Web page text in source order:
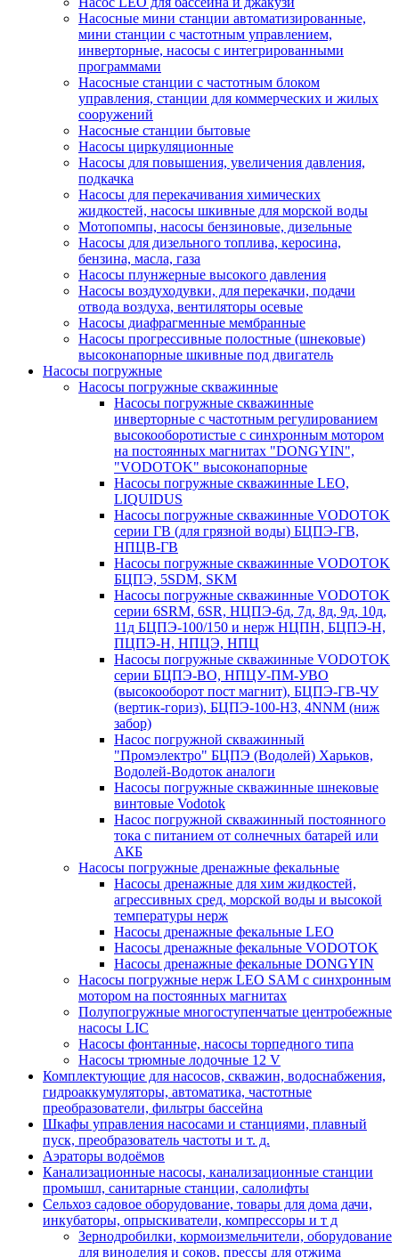
Насосные мини станции автоматизированные,
мини станции с частотным управлением,
инверторные, насосы с интегрированными
программами
Насосные станции с частотным блоком
управления, станции для коммерческих и жилых
сооружений
Насосные станции бытовые
Насосы циркуляционные
Насосы для повышения, увеличения давления,
подкачка
Насосы для перекачивания химических
жидкостей, насосы шкивные для морской воды
Мотопомпы, насосы бензиновые, дизельные
Насосы для дизельного топлива, керосина,
бензина, масла, газа
Насосы плунжерные высокого давления
Насосы воздуходувки, для перекачки, подачи
отвода воздуха, вентиляторы осевые
Насосы диафрагменные мембранные
Насосы прогрессивные полостные (шнековые)
высоконапорные шкивные под двигатель
Насосы погружные
Насосы погружные скважинные
Насосы погружные скважинные
инверторные с частотным регулированием
высокооборотистые с синхронным мотором
на постоянных магнитах "DONGYIN",
"VODOTOK" высоконапорные
Насосы погружные скважинные LEO,
LIQUIDUS
Насосы погружные скважинные VODOTOK
серии ГВ (для грязной воды) БЦПЭ-ГВ,
НПЦВ-ГВ
Насосы погружные скважинные VODOTOK
БЦПЭ, 5SDM, SKM
Насосы погружные скважинные VODOTOK
серии 6SRM, 6SR, НЦПЭ-6д, 7д, 8д, 9д, 10д,
11д БЦПЭ-100/150 и нерж НЦПН, БЦПЭ-Н,
ПЦПЭ-Н, НПЦЭ, НПЦ
Насосы погружные скважинные VODOTOK
серии БЦПЭ-ВО, НПЦУ-ПМ-УВО
(высокооборот пост магнит), БЦПЭ-ГВ-ЧУ
(вертик-гориз), БЦПЭ-100-НЗ, 4NNM (ниж
забор)
Насос погружной скважинный
"Промэлектро" БЦПЭ (Водолей) Харьков,
Водолей-Водоток аналоги
Насосы погружные скважинные шнековые
винтовые Vodotok
Насос погружной скважинный постоянного
тока с питанием от солнечных батарей или
АКБ
Насосы погружные дренажные фекальные
Насосы дренажные для хим жидкостей,
агрессивных сред, морской воды и высокой
температуры нерж
Насосы дренажные фекальные LEO
Насосы дренажные фекальные VODOTOK
Насосы дренажные фекальные DONGYIN
Насосы погружные нерж LEO SAM с синхронным
мотором на постоянных магнитах
Полупогружные многоступенчатые центробежные
насосы LIC
Насосы фонтанные, насосы торпедного типа
Насосы трюмные лодочные 12 V
Комплектующие для насосов, скважин, водоснабжения,
гидроаккумуляторы, автоматика, частотные
преобразователи, фильтры бассейна
Шкафы управления насосами и станциями, плавный
пуск, преобразователь частоты и т. д.
Аэраторы водоёмов
Канализационные насосы, канализационные станции
промышл, санитарные станции, салолифты
Сельхоз садовое оборудование, товары для дома дачи,
инкубаторы, опрыскиватели, компрессоры и т д
Зернодробилки, кормоизмельчители, оборудование
для виноделия и соков, прессы для отжима